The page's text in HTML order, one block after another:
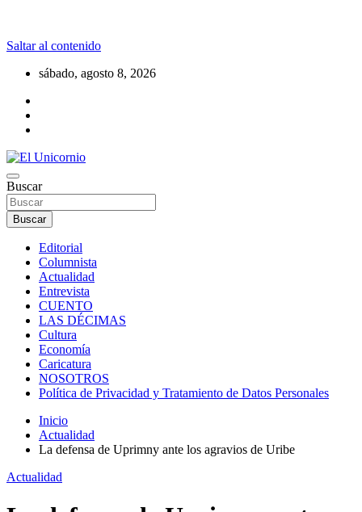
Saltar al contenido
sábado, agosto 8, 2026
El Unicornio
La realidad supera la fantasía
Buscar
Buscar
Editorial
Columnista
Actualidad
Entrevista
CUENTO
LAS DÉCIMAS
Cultura
Economía
Caricatura
NOSOTROS
Política de Privacidad y Tratamiento de Datos Personales
Inicio
Actualidad
La defensa de Uprimny ante los agravios de Uribe
Actualidad